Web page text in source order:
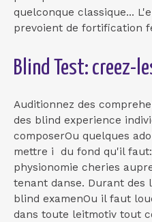
quelconque classique...
prevoient de fortification
Blind Test: creez-
Auditionnez des
des blind experience
composerOu quelques
mettre i du fond qu'il
physionomie cheries
tenant danse. Durant
blind examenOu il faut
dans toute leitmotiv tout